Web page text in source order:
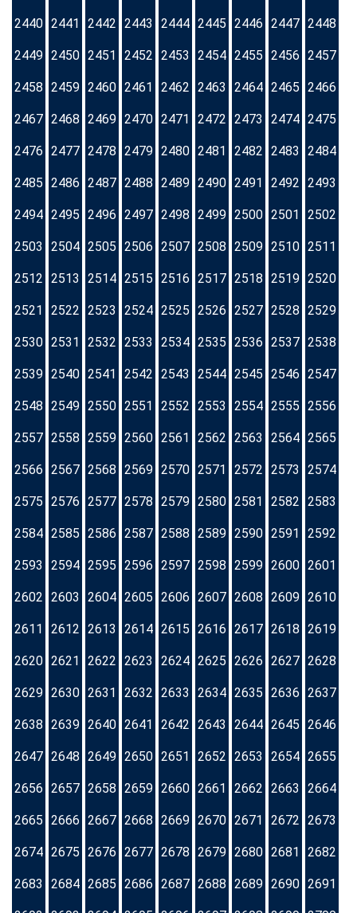
2440 2441 2442 2443 2444 2445 2446 2447 2448
2449 2450 2451 2452 2453 2454 2455 2456 2457
2458 2459 2460 2461 2462 2463 2464 2465 2466
2467 2468 2469 2470 2471 2472 2473 2474 2475
2476 2477 2478 2479 2480 2481 2482 2483 2484
2485 2486 2487 2488 2489 2490 2491 2492 2493
2494 2495 2496 2497 2498 2499 2500 2501 2502
2503 2504 2505 2506 2507 2508 2509 2510 2511
2512 2513 2514 2515 2516 2517 2518 2519 2520
2521 2522 2523 2524 2525 2526 2527 2528 2529
2530 2531 2532 2533 2534 2535 2536 2537 2538
2539 2540 2541 2542 2543 2544 2545 2546 2547
2548 2549 2550 2551 2552 2553 2554 2555 2556
2557 2558 2559 2560 2561 2562 2563 2564 2565
2566 2567 2568 2569 2570 2571 2572 2573 2574
2575 2576 2577 2578 2579 2580 2581 2582 2583
2584 2585 2586 2587 2588 2589 2590 2591 2592
2593 2594 2595 2596 2597 2598 2599 2600 2601
2602 2603 2604 2605 2606 2607 2608 2609 2610
2611 2612 2613 2614 2615 2616 2617 2618 2619
2620 2621 2622 2623 2624 2625 2626 2627 2628
2629 2630 2631 2632 2633 2634 2635 2636 2637
2638 2639 2640 2641 2642 2643 2644 2645 2646
2647 2648 2649 2650 2651 2652 2653 2654 2655
2656 2657 2658 2659 2660 2661 2662 2663 2664
2665 2666 2667 2668 2669 2670 2671 2672 2673
2674 2675 2676 2677 2678 2679 2680 2681 2682
2683 2684 2685 2686 2687 2688 2689 2690 2691